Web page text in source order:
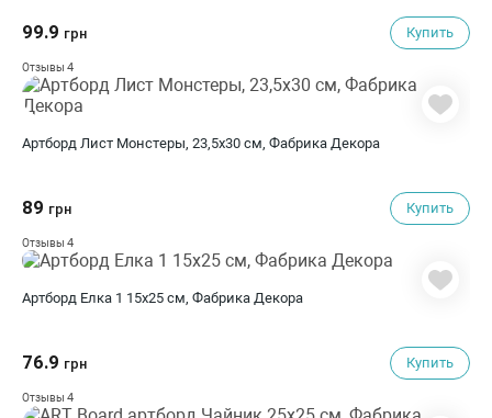
99.9 грн Купить
Отзывы 4
Артборд Лист Монстеры, 23,5х30 см, Фабрика Декора
89 грн Купить
Отзывы 4
Артборд Елка 1 15х25 см, Фабрика Декора
76.9 грн Купить
Отзывы 4